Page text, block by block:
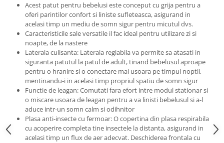
Ravensburger
Schmidt
Sequin Art
Silverlit
Simba
Smoby
Spin Master
Stragoo Games
Sycomore
Acest patut pentru bebelusi este conceput cu grija pentru a
oferi parintilor confort si liniste sufleteasca, asigurand in
acelasi timp un mediu de somn sigur pentru micutul dvs.
Caracteristicile sale versatile il fac ideal pentru utilizare zi si
noapte, de la nastere
Laterala culisanta: Laterala reglabila va permite sa atasati in
siguranta patutul la patul de adult, tinand bebelusul aproape
pentru o hranire si o conectare mai usoara pe timpul noptii,
mentinandu-i in acelasi timp propriul spatiu de somn sigur
Functie de leagan: Comutati fara efort intre modul stationar si
o miscare usoara de leagan pentru a va linisti bebelusul si a-l
aduce intr-un somn calm si odihnitor
Plasa anti-insecte cu fermoar: O copertina din plasa respirabila
cu acoperire completa tine insectele la distanta, asigurand in
acelasi timp un flux de aer adecvat. Deschiderea frontala cu